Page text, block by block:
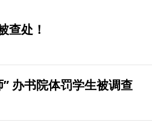
查处！
办书院体罚学生被调查